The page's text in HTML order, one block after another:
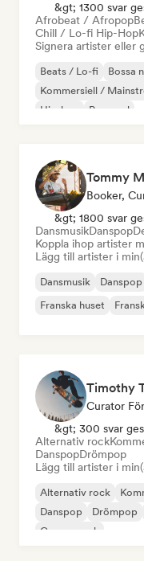
&gt; 1300 svar
Afrobeat / Afropop
Chill / Lo-fi Hip-Hop
Signera artister eller
Beats / Lo-fi Bossa
Kommersiell /
Hip-hop
Pop soul
Tommy
Booker,
&gt; 1800 svar
DansmusikDanspop
Koppla ihop artister
Lägg till artister i
Dansmusik Danspop
Franska huset
Timothy
Curator
&gt; 300 svar ges
Alternativ rock
DanspopDrömpop
Lägg till artister i
Alternativ rock
Danspop
Drömpop
Garage rock